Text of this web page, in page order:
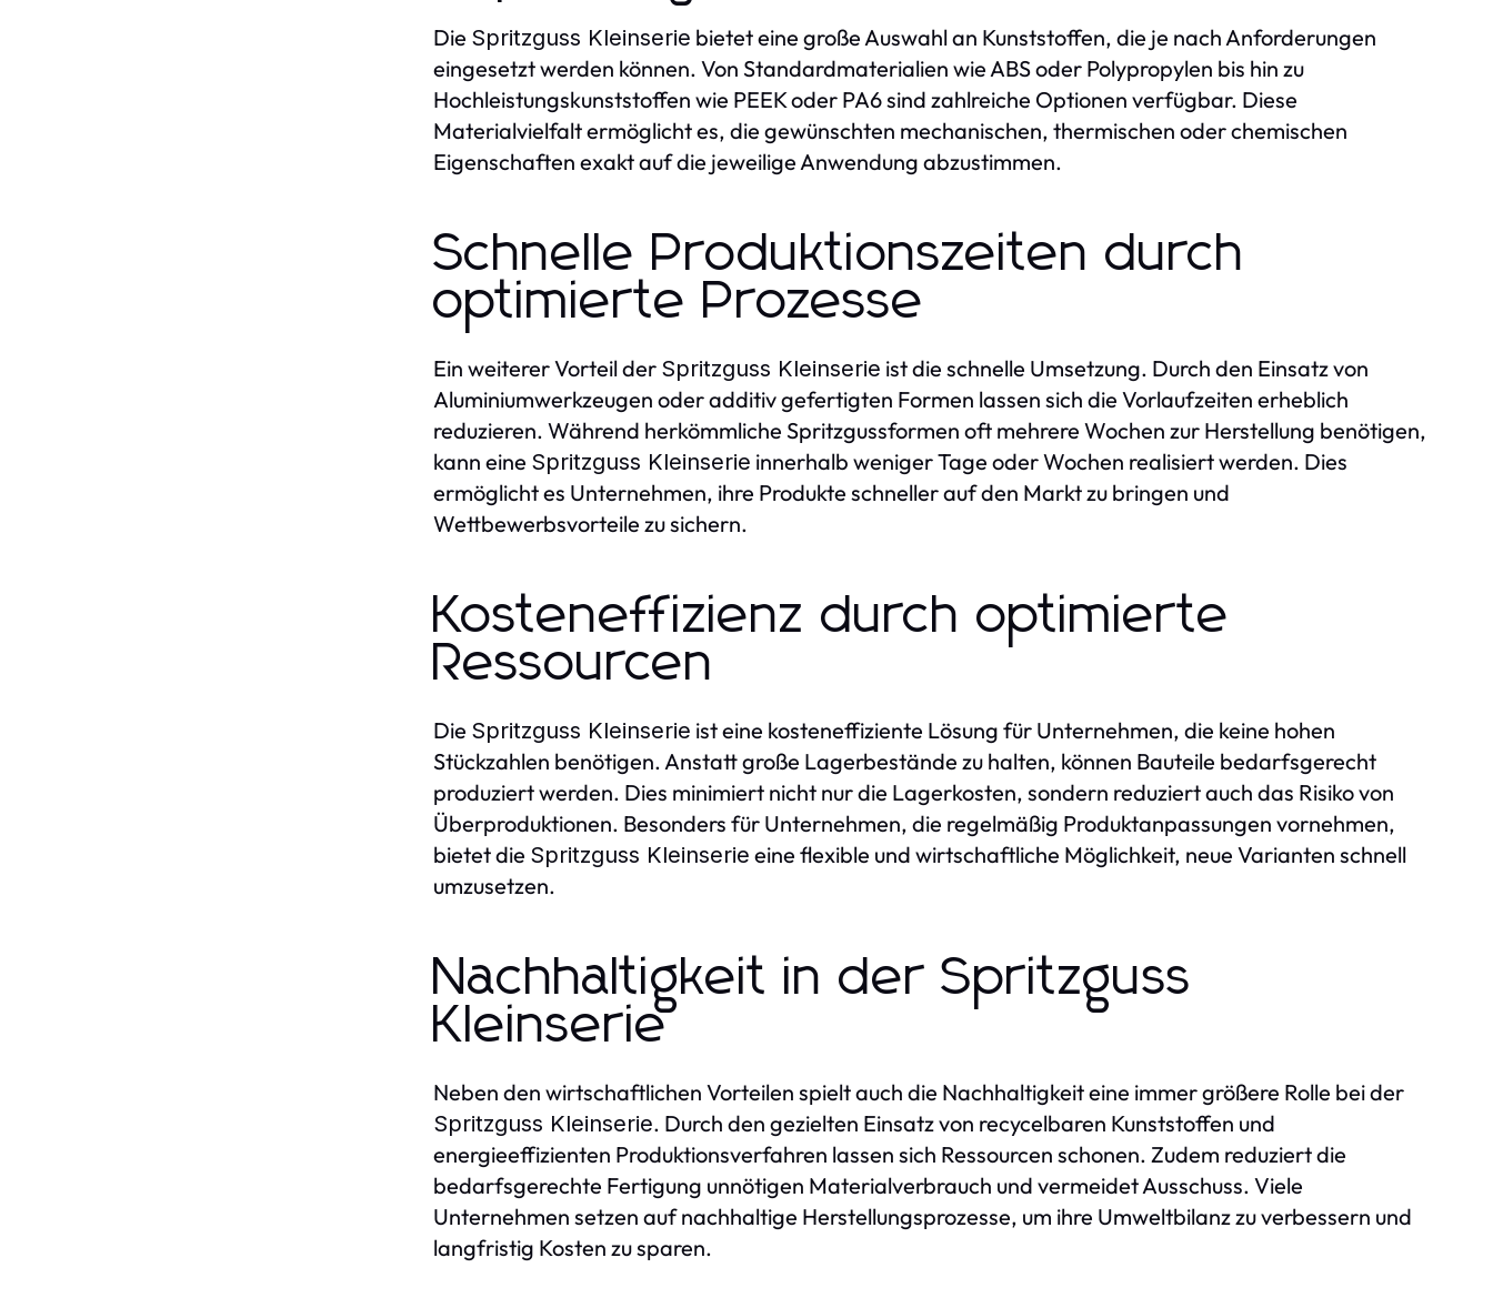
Die Spritzguss Kleinserie bietet eine große Auswahl an Kunststoffen, die je nach Anforderungen
eingesetzt werden können. Von Standardmaterialien wie ABS oder Polypropylen bis hin zu
Hochleistungskunststoffen wie PEEK oder PA6 sind zahlreiche Optionen verfügbar. Diese
Materialvielfalt ermöglicht es, die gewünschten mechanischen, thermischen oder chemischen
Eigenschaften exakt auf die jeweilige Anwendung abzustimmen.
Schnelle Produktionszeiten durch
optimierte Prozesse
Ein weiterer Vorteil der Spritzguss Kleinserie ist die schnelle Umsetzung. Durch den Einsatz von
Aluminiumwerkzeugen oder additiv gefertigten Formen lassen sich die Vorlaufzeiten erheblich
reduzieren. Während herkömmliche Spritzgussformen oft mehrere Wochen zur Herstellung benötigen,
kann eine Spritzguss Kleinserie innerhalb weniger Tage oder Wochen realisiert werden. Dies
ermöglicht es Unternehmen, ihre Produkte schneller auf den Markt zu bringen und
Wettbewerbsvorteile zu sichern.
Kosteneffizienz durch optimierte
Ressourcen
Die Spritzguss Kleinserie ist eine kosteneffiziente Lösung für Unternehmen, die keine hohen
Stückzahlen benötigen. Anstatt große Lagerbestände zu halten, können Bauteile bedarfsgerecht
produziert werden. Dies minimiert nicht nur die Lagerkosten, sondern reduziert auch das Risiko von
Überproduktionen. Besonders für Unternehmen, die regelmäßig Produktanpassungen vornehmen,
bietet die Spritzguss Kleinserie eine flexible und wirtschaftliche Möglichkeit, neue Varianten schnell
umzusetzen.
Nachhaltigkeit in der Spritzguss
Kleinserie
Neben den wirtschaftlichen Vorteilen spielt auch die Nachhaltigkeit eine immer größere Rolle bei der
Spritzguss Kleinserie. Durch den gezielten Einsatz von recycelbaren Kunststoffen und
energieeffizienten Produktionsverfahren lassen sich Ressourcen schonen. Zudem reduziert die
bedarfsgerechte Fertigung unnötigen Materialverbrauch und vermeidet Ausschuss. Viele
Unternehmen setzen auf nachhaltige Herstellungsprozesse, um ihre Umweltbilanz zu verbessern und
langfristig Kosten zu sparen.